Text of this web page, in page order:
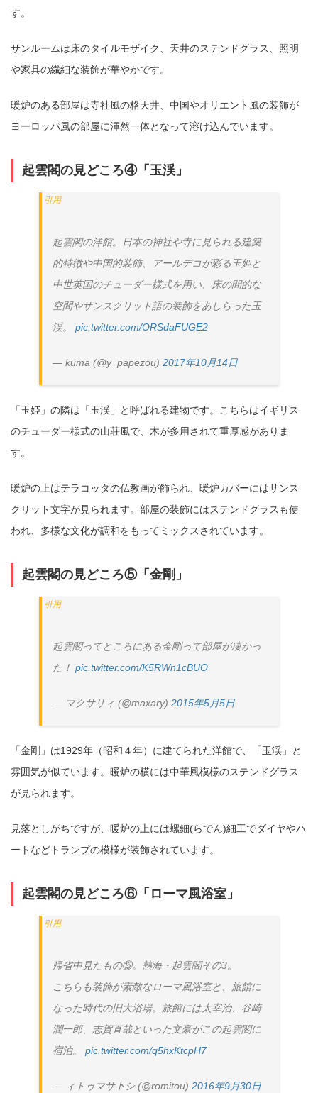
す。
サンルームは床のタイルモザイク、天井のステンドグラス、照明
や家具の繊細な装飾が華やかです。
暖炉のある部屋は寺社風の格天井、中国やオリエント風の装飾が
ヨーロッパ風の部屋に渾然一体となって溶け込んでいます。
起雲閣の見どころ④「玉渓」
起雲閣の洋館。日本の神社や寺に見られる建築
的特徴や中国的装飾、アールデコが彩る玉姫と
中世英国のチューダー様式を用い、床の間的な
空間やサンスクリット語の装飾をあしらった玉
渓。 pic.twitter.com/ORSdaFUGE2
— kuma (@y_papezou) 2017年10月14日
「玉姫」の隣は「玉渓」と呼ばれる建物です。こちらはイギリス
のチューダー様式の山荘風で、木が多用されて重厚感がありま
す。
暖炉の上はテラコッタの仏教画が飾られ、暖炉カバーにはサンス
クリット文字が見られます。部屋の装飾にはステンドグラスも使
われ、多様な文化が調和をもってミックスされています。
起雲閣の見どころ⑤「金剛」
起雲閣ってところにある金剛って部屋が凄かっ
た！ pic.twitter.com/K5RWn1cBUO
— マクサリィ (@maxary) 2015年5月5日
「金剛」は1929年（昭和４年）に建てられた洋館で、「玉渓」と
雰囲気が似ています。暖炉の横には中華風模様のステンドグラス
が見られます。
見落としがちですが、暖炉の上には螺鈿(らでん)細工でダイヤやハ
ートなどトランプの模様が装飾されています。
起雲閣の見どころ⑥「ローマ風浴室」
帰省中見たもの⑮。熱海・起雲閣その3。
こちらも装飾が素敵なローマ風浴室と、旅館に
なった時代の旧大浴場。旅館には太宰治、谷崎
潤一郎、志賀直哉といった文豪がこの起雲閣に
宿泊。 pic.twitter.com/q5hxKtcpH7
— ィトゥマサ卜シ (@romitou) 2016年9月30日